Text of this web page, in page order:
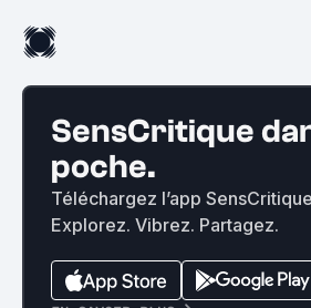
SensCritique
poche.
Téléchargez l’app
Explorez. Vibrez. Partagez.